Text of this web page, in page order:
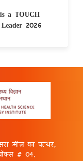
a TOUCH
2026
मील का पत्थर,
# 04,